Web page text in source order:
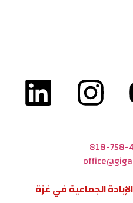
818-758-
الإبادة الجماعية في غزة